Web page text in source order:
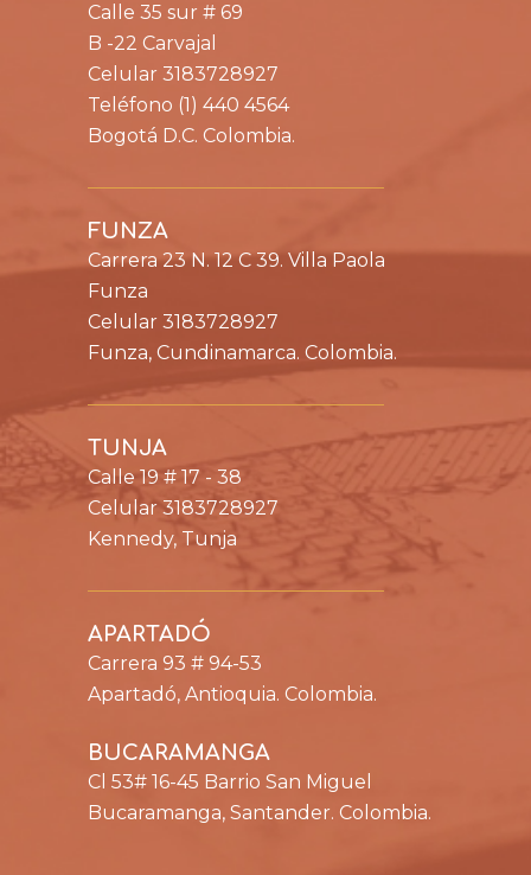
Calle 35 sur # 69
B -22 Carvajal
Celular 3183728927
Teléfono (1) 440 4564
Bogotá D.C. Colombia.
FUNZA
Carrera 23 N. 12 C 39. Villa Paola
Funza
Celular 3183728927
Funza, Cundinamarca. Colombia.
TUNJA
Calle 19 # 17 - 38
Celular 3183728927
Kennedy, Tunja
APARTADÓ
Carrera 93 # 94-53
Apartadó, Antioquia. Colombia.
BUCARAMANGA
Cl 53# 16-45 Barrio San Miguel
Bucaramanga, Santander. Colombia.